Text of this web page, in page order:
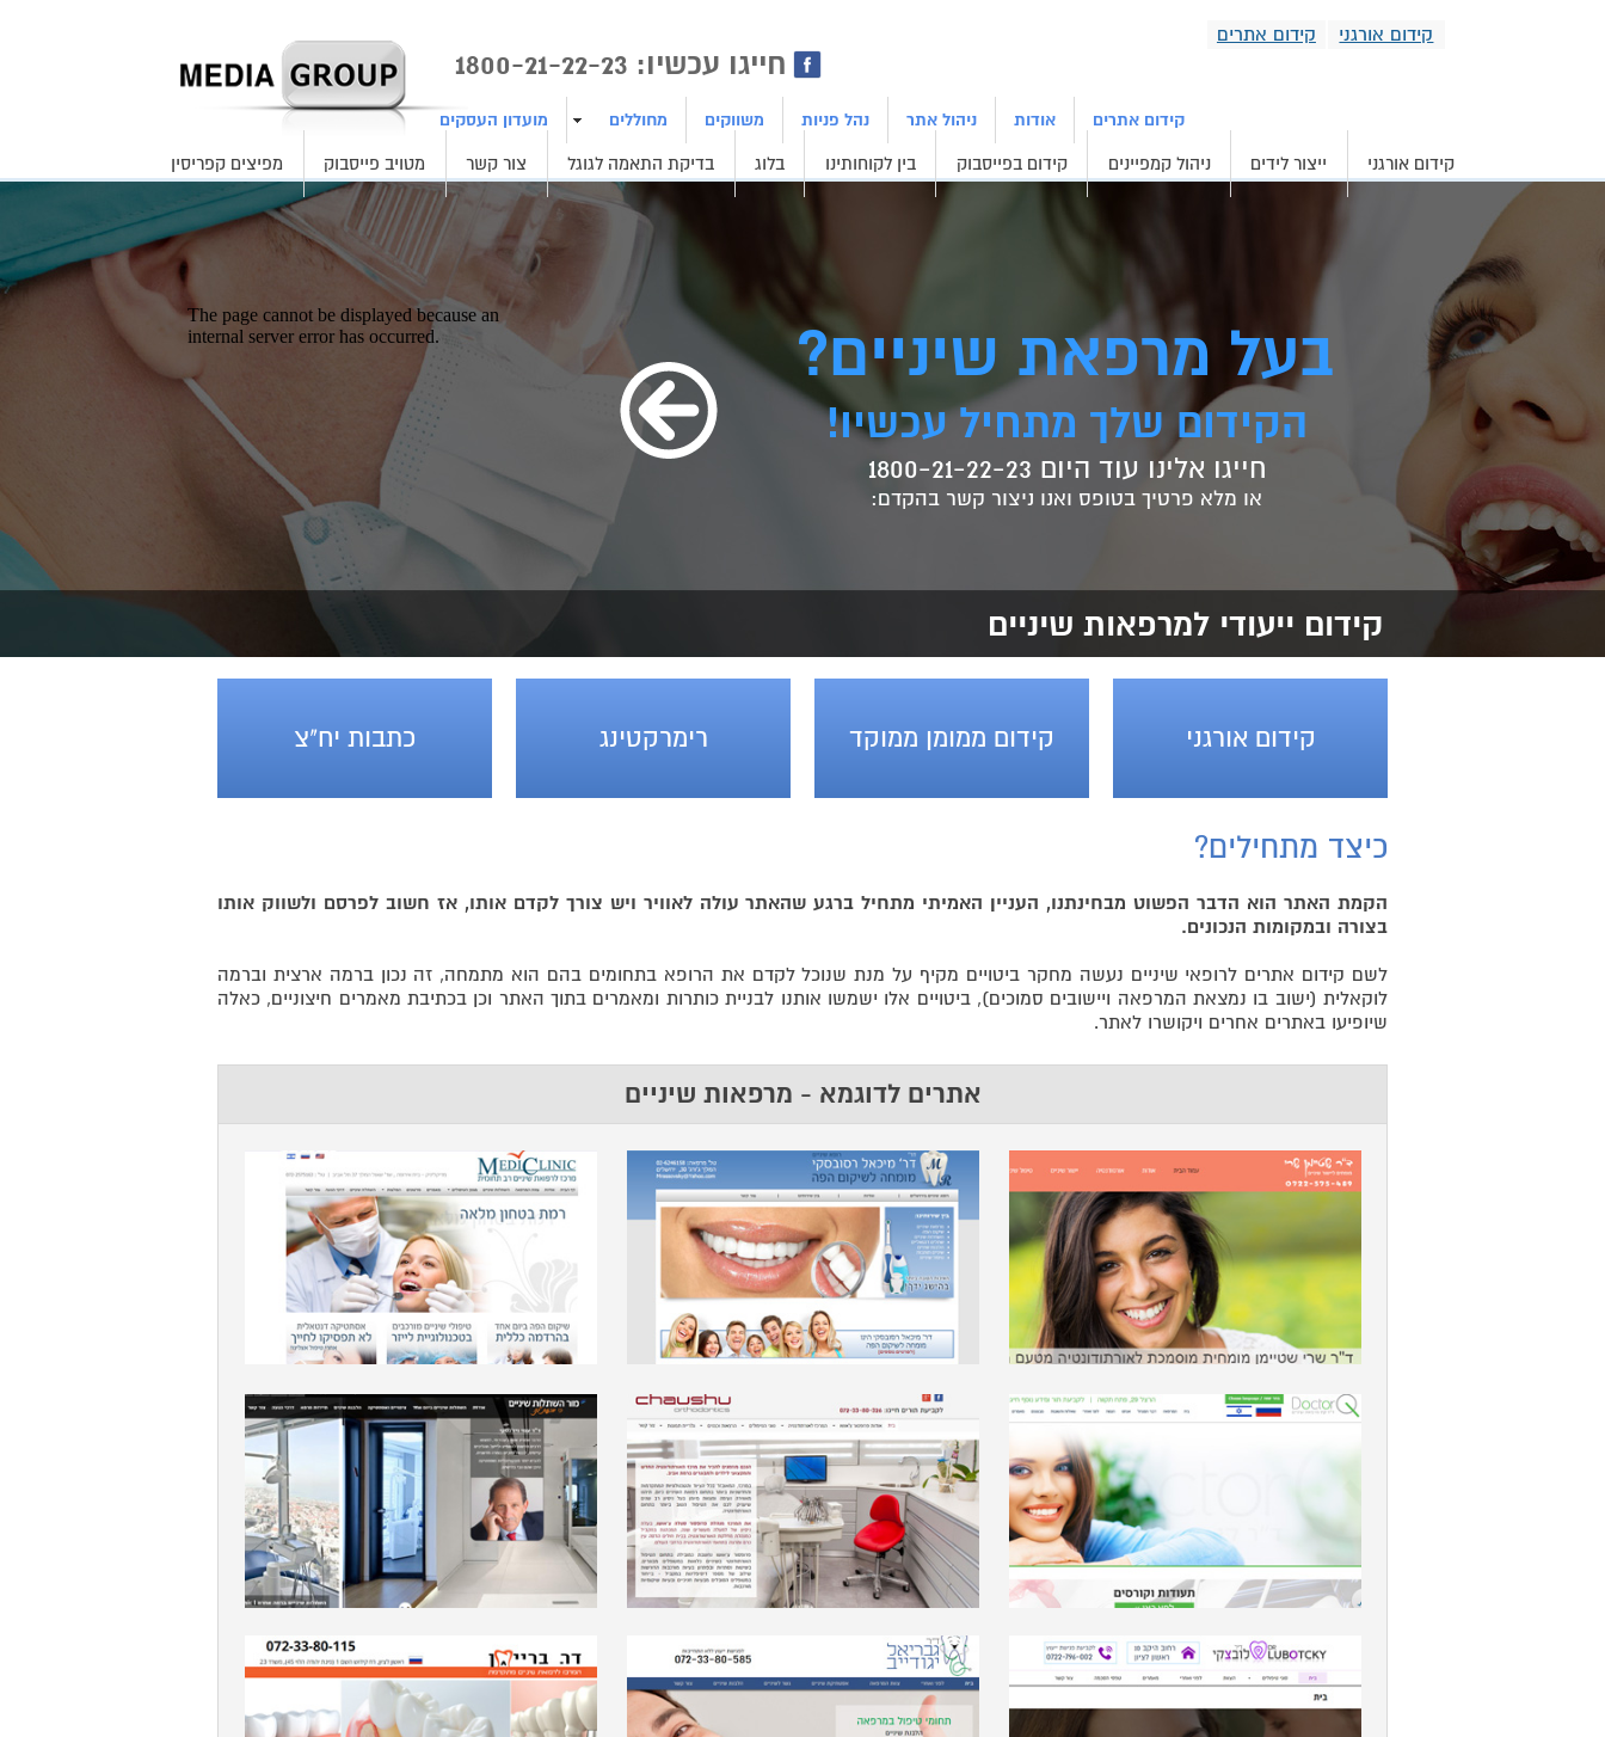
חייגו עכשיו: 1800-21-22-23
קידום אורגני קידום אתרים
קידום אורגני ייצור לידים ניהול קמפיינים קידום בפייסבוק בין לקוחותינו בלוג בדיקת התאמה לגוגל צור קשר מטויב פייסבוק מפיצים קפריסין
קידום אתרים אודות ניהול אתר נהל פניות משווקים מחוללים מועדון העסקים
קידום ייעודי למרפאות שיניים
בעל מרפאת שיניים?
הקידום שלך מתחיל עכשיו!
חייגו אלינו עוד היום 1800-21-22-23
או מלא פרטיך בטופס ואנו ניצור קשר בהקדם:
קידום אורגני קידום ממומן ממוקד רימרקטינג כתבות יח"צ
אתרים לדוגמא - מרפאות שיניים
כיצד מתחילים?
הקמת האתר הוא הדבר הפשוט מבחינתנו, העניין האמיתי מתחיל ברגע שהאתר עולה לאוויר ויש צורך לקדם אותו, אז חשוב לפרסם ולשווק אותו
בצורה ובמקומות הנכונים.
לשם קידום אתרים לרופאי שיניים נעשה מחקר ביטויים מקיף על מנת שנוכל לקדם את הרופא בתחומים בהם הוא מתמחה, זה נכון ברמה ארצית וברמה
לוקאלית (ישוב בו נמצאת המרפאה ויישובים סמוכים), ביטויים אלו ישמשו אותנו לבניית כותרות ומאמרים בתוך האתר וכן בכתיבת מאמרים חיצוניים, כאלה
שיופיעו באתרים אחרים ויקושרו לאתר.